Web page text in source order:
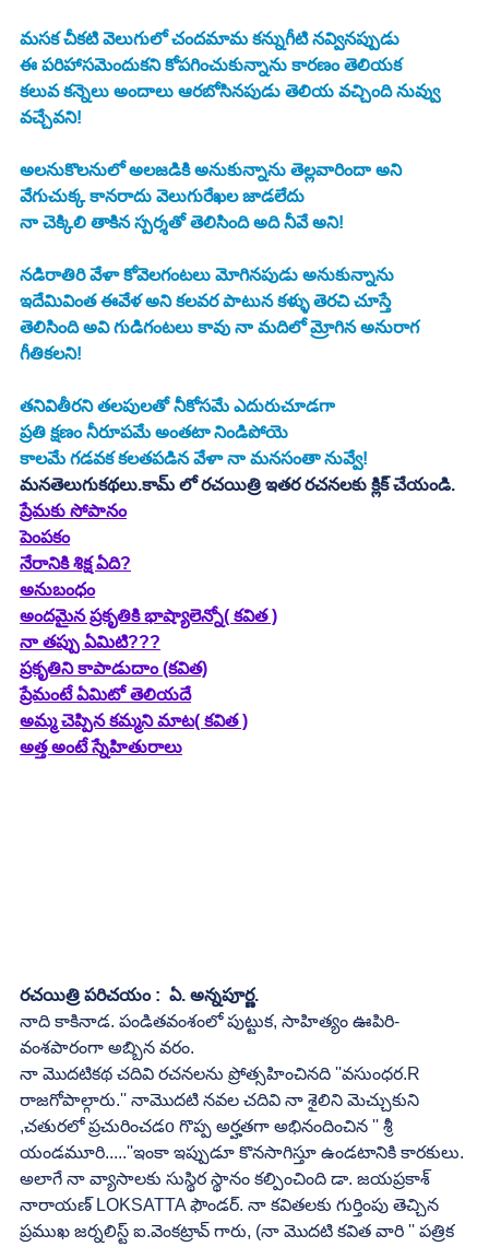
మసక చీకటి వెలుగులో చందమామ కన్నుగీటి నవ్వినప్పుడు
ఈ పరిహాసమెందుకని కోపగించుకున్నాను కారణం తెలియక
కలువ కన్నెలు అందాలు ఆరబోసినపుడు తెలియ వచ్చింది నువ్వు
వచ్చేవని!
అలనుకొలనులో అలజడికి అనుకున్నాను తెల్లవారిందా అని
వేగుచుక్క కానరాదు వెలుగురేఖల జాడలేదు
నా చెక్కిలి తాకిన స్పర్శతో తెలిసింది అది నీవే అని!
నడిరాతిరి వేళా కోవెలగంటలు మోగినపుడు అనుకున్నాను
ఇదేమివింత ఈవేళ అని కలవర పాటున కళ్ళు తెరచి చూస్తే
తెలిసింది అవి గుడిగంటలు కావు నా మదిలో మ్రోగిన అనురాగ
గీతికలని!
తనివితీరని తలపులతో నీకోసమే ఎదురుచూడగా
ప్రతి క్షణం నీరూపమే అంతటా నిండిపోయె
కాలమే గడవక కలతపడిన వేళా నా మనసంతా నువ్వే!
మనతెలుగుకథలు.కామ్ లో రచయిత్రి ఇతర రచనలకు క్లిక్ చేయండి.
ప్రేమకు సోపానం
పెంపకం
నేరానికి శిక్ష ఏది?
అనుబంధం
అందమైన ప్రకృతికి భాష్యాలెన్నో( కవిత )
నా తప్పు ఏమిటి???
ప్రకృతిని కాపాడుదాం (కవిత)
ప్రేమంటే ఏమిటో తెలియదే
అమ్మ చెప్పిన కమ్మని మాట( కవిత )
అత్త అంటే స్నేహితురాలు
రచయిత్రి పరిచయం :  ఏ. అన్నపూర్ణ.
నాది కాకినాడ. పండితవంశంలో పుట్టుక, సాహిత్యం ఊపిరి-
వంశపారంగా అబ్బిన వరం.
నా మొదటికథ చదివి రచనలను ప్రోత్సహించినది ''వసుంధర.R
రాజగోపాల్గారు.'' నామొదటి నవల చదివి నా శైలిని మెచ్చుకుని
,చతురలో ప్రచురించడo గొప్ప అర్హతగా అభినందించిన '' శ్రీ
యండమూరి.....''ఇంకా ఇప్పుడూ కొనసాగిస్తూ ఉండటానికి కారకులు.
అలాగే నా వ్యాసాలకు సుస్థిర స్థానం కల్పించింది డా. జయప్రకాశ్
నారాయణ్ LOKSATTA ఫౌండర్. నా కవితలకు గుర్తింపు తెచ్చిన
ప్రముఖ జర్నలిస్ట్ ఐ.వెంకట్రావ్ గారు, (నా మొదటి కవిత వారి '' పత్రిక